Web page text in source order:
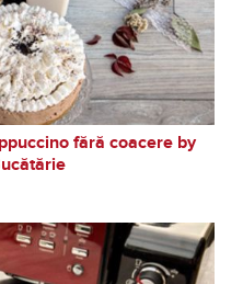
fără coacere by